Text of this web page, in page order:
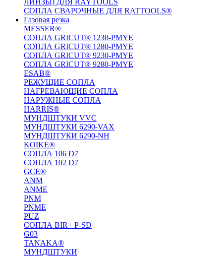
СОПЛА СВАРОЧНЫЕ ДЛЯ RATTOOLS®
Газовая резка
MESSER®
СОПЛА GRICUT® 1230-PMYE
СОПЛА GRICUT® 1280-PMYE
СОПЛА GRICUT® 9230-PMYE
СОПЛА GRICUT® 9280-PMYE
ESAB®
РЕЖУЩИЕ СОПЛА
НАГРЕВАЮЩИЕ СОПЛА
НАРУЖНЫЕ СОПЛА
HARRIS®
МУНДШТУКИ VVC
МУНДШТУКИ 6290-VAX
МУНДШТУКИ 6290-NH
KOIKE®
СОПЛА 106 D7
СОПЛА 102 D7
GCE®
ANM
ANME
PNM
PNME
PUZ
СОПЛА BIR+ P-SD
G03
TANAKA®
МУНДШТУКИ